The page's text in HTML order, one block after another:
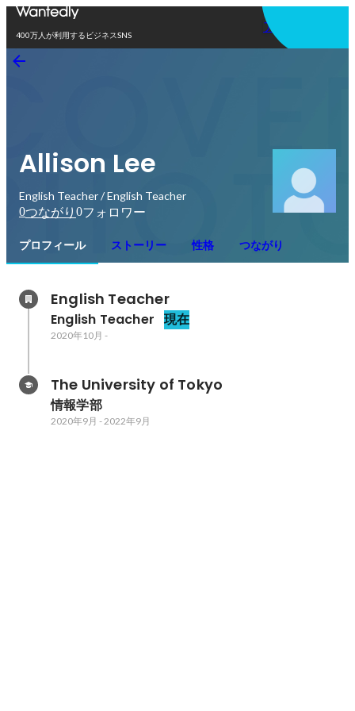
400万人が利用するビジネスSNS
アプリを使う
Allison Lee
English Teacher / English Teacher
0つながり 0フォロワー
プロフィール ストーリー 性格 つながり
English Teacher
English Teacher 現在
2020年10月 -
The University of Tokyo
情報学部
2020年9月 -2022年9月